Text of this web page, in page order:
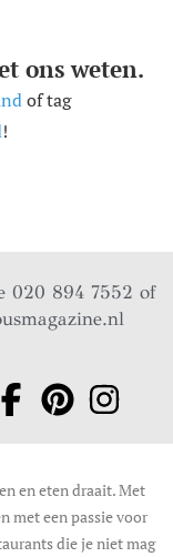
ons weten.
of tag
!
020 894 7552 of
en eten draait. Met
met een passie voor
die je niet mag